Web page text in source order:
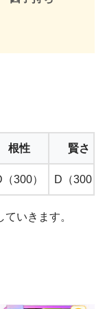
根性 賢さ
（300） D（300）
いきます。